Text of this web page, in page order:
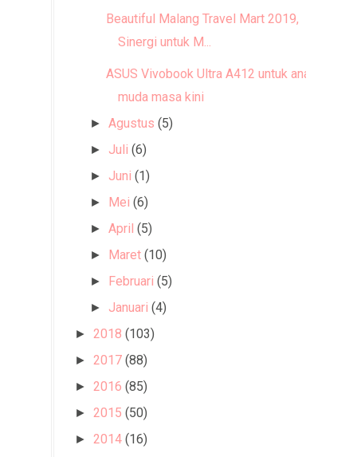
Beautiful Malang Travel Mart 2019,
Sinergi untuk M...
ASUS Vivobook Ultra A412 untuk anak
muda masa kini
►Agustus (5)
► Juli (6)
► Juni (1)
► Mei (6)
►April (5)
► Maret (10)
► Februari (5)
► Januari (4)
► 2018 (103)
► 2017 (88)
► 2016 (85)
► 2015 (50)
► 2014 (16)